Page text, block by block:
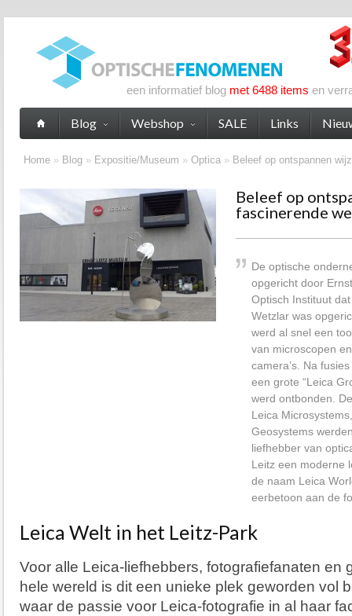
een informatief blog met 6488 items en
Home » Blog » Expositie/Museum » Optica » Beleef op ontspannen
Beleef op
fascinerende
De optische
opgericht door
Optisch Instituut
Wetzlar was
werd al snel een
van microscopen
camera’s. Na
een grote “Leica
werd ontbonden.
Leica
Geosystems
liefhebber van
Leitz een moderne
de naam Leica
eerbetoon aan de
Leica Welt in het Leitz-Park
Voor alle Leica-liefhebbers, fotografiefanaten en
hele wereld is dit een unieke plek geworden vol
waar de passie voor Leica-fotografie in al haar
Blog Webshop SALE Links